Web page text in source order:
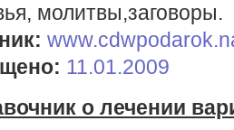
молитвы,заговоры.
11.01.2009
о лечении